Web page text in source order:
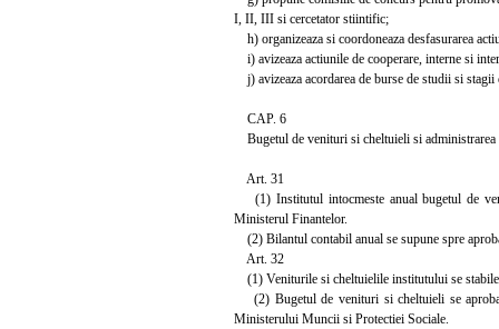
I, II, III si cercetator stiintific;
h) organizeaza si coordoneaza desfasurarea
i) avizeaza actiunile de cooperare, interne si
j) avizeaza acordarea de burse de studii si stagii
CAP. 6
Bugetul de venituri si cheltuieli si administrarea
Art. 31
(1) Institutul intocmeste anual bugetul de
Ministerul Finantelor.
(2) Bilantul contabil anual se supune spre
Art. 32
(1) Veniturile si cheltuielile institutului se
(2) Bugetul de venituri si cheltuieli se
Ministerului Muncii si Protectiei Sociale.